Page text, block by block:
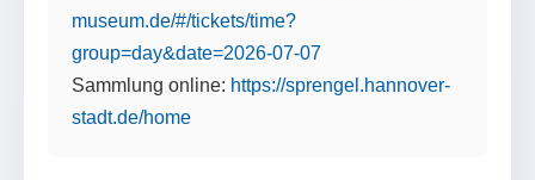
museum.de/#/tickets/time?
group=day&date=2026-07-07
Sammlung online: https://sprengel.hannover-
stadt.de/home